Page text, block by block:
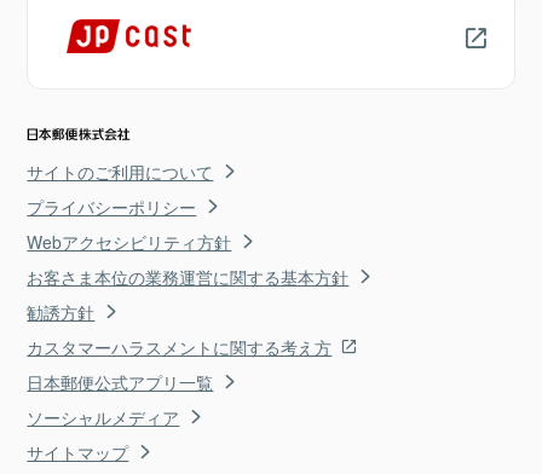
サイトのご利用について
プライバシーポリシー
Webアクセシビリティ方針
お客さま本位の業務運営に関する基本方針
勧誘方針
カスタマーハラスメントに関する考え方
日本郵便公式アプリ一覧
ソーシャルメディア
サイトマップ